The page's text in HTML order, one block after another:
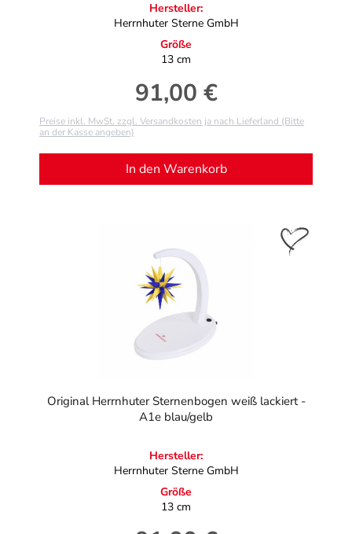
Hersteller:
Herrnhuter Sterne GmbH
Größe
13 cm
Regulärer Preis:
91,00 €
Preise inkl. MwSt. zzgl. Versandkosten ja nach Lieferland (Bitte
an der Kasse angeben)
In den Warenkorb
Original Herrnhuter Sternenbogen weiß lackiert -
A1e blau/gelb
Hersteller:
Herrnhuter Sterne GmbH
Größe
13 cm